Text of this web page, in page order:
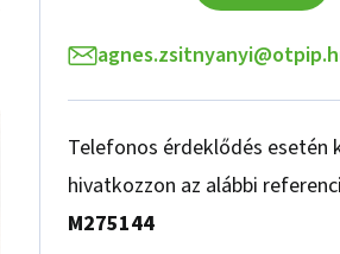
Telefonos érdeklődés esetén
hivatkozzon az alábbi
M275144